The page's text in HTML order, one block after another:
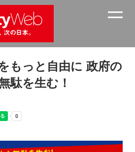
もっと自由に 政府の
駄を生む！